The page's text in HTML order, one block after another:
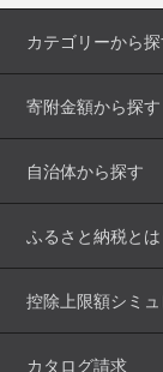
カテゴリーから探
寄附金額から探す
自治体から探す
ふるさと納税とは
控除上限額シミ
カタログ請求